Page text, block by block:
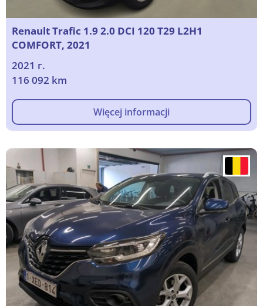
Renault Trafic 1.9 2.0 DCI 120 T29 L2H1
COMFORT, 2021
2021 г.
116 092 km
Więcej informacji